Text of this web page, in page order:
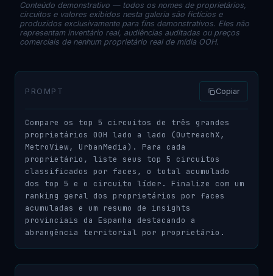
Conteúdo demonstrativo — todos os nomes de proprietários,
circuitos e valores exibidos nesta galeria são fictícios e
produzidos exclusivamente para fins demonstrativos. Eles não
representam inventário real, audiências auditadas ou preços
comerciais de nenhum proprietário real de mídia OOH.
PROMPT Copiar
Compare os top 5 circuitos de três grandes
proprietários OOH lado a lado (OutreachX,
MetroView, UrbanMedia). Para cada
proprietário, liste seus top 5 circuitos
classificados por faces, o total acumulado
dos top 5 e o circuito líder. Finalize com um
ranking geral dos proprietários por faces
acumuladas e um resumo de insights
provinciais da Espanha destacando a
abrangência territorial por proprietário.